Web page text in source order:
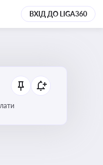
ВХІД ДО LIGA360